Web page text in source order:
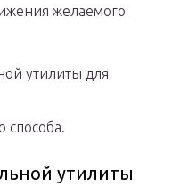
желаемого
утилиты для
способа.
утилиты